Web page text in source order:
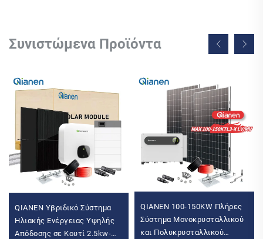
Συνιστώμενα Προϊόντα
QIANEN Υβριδικό Σύστημα
Ηλιακής Ενέργειας Υψηλής
Απόδοσης σε Κουτί 2.5kw-
QIANEN 100-150KW Πλήρες
Σύστημα Μονοκρυσταλλικού
και Πολυκρυσταλλικού